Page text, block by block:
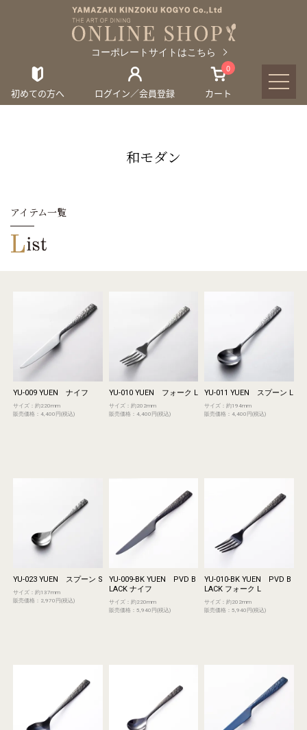
コーポレートサイトはこちら
初めての方へ ログイン／会員登録
0
カート
和モダン
YU-009 YUEN ナイフ
サイズ：約220mm
販売価格：4,400円(税込)
YU-010 YUEN フォーク L
サイズ：約202mm
販売価格：4,400円(税込)
YU-011 YUEN スプーン L
サイズ：約194mm
販売価格：4,400円(税込)
YU-023 YUEN スプーン S
サイズ：約137mm
販売価格：2,970円(税込)
YU-009-BK YUEN PVD B
LACK ナイフ
サイズ：約220mm
販売価格：5,940円(税込)
YU-010-BK YUEN PVD B
LACK フォーク L
サイズ：約202mm
販売価格：5,940円(税込)